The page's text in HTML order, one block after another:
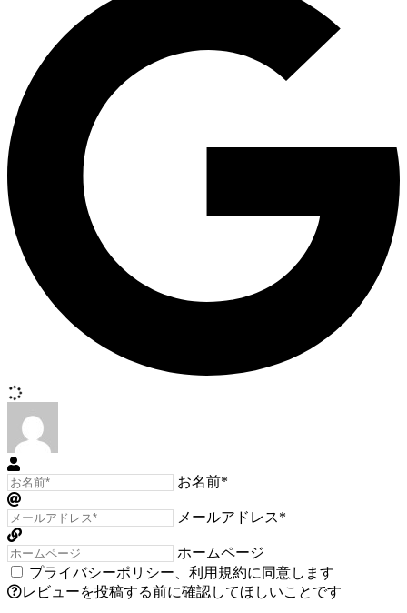
お名前*
メールアドレス*
ホームページ
プライバシーポリシー
利用規約に同意します
レビューを投稿する前に確認してほしいことです